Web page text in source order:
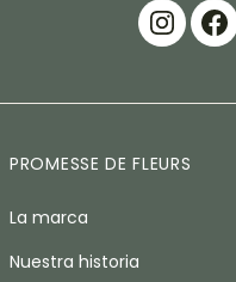
PROMESSE DE FLEURS
La marca
Nuestra historia